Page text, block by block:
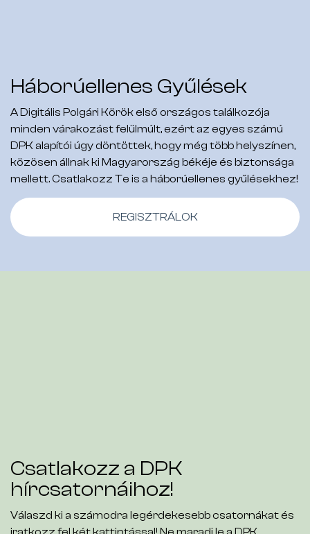
Háborúellenes Gyűlések
A Digitális Polgári Körök első országos találkozója
minden várakozást felülmúlt, ezért az egyes számú
DPK alapítói úgy döntöttek, hogy még több helyszínen,
közösen állnak ki Magyarország békéje és biztonsága
mellett. Csatlakozz Te is a háborúellenes gyűlésekhez!
REGISZTRÁLOK
Csatlakozz a DPK
hírcsatornáihoz!
Válaszd ki a számodra legérdekesebb csatornákat és